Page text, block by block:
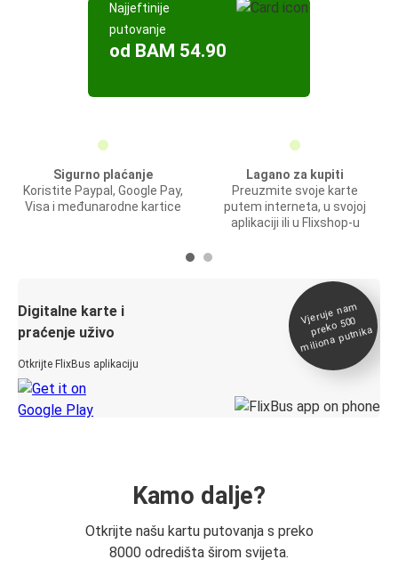
Najjeftinije
putovanje
od BAM 54.90
Sigurno plaćanje
Koristite Paypal, Google Pay,
Visa i međunarodne kartice
Lagano za kupiti
Preuzmite svoje karte
putem interneta, u svojoj
aplikaciji ili u Flixshop-u
Digitalne karte i
praćenje uživo
Otkrijte FlixBus aplikaciju
Vjeruje na
m
preko 500
miliona putnika
Kamo dalje?
Otkrijte našu kartu putovanja s preko
8000 odredišta širom svijeta.